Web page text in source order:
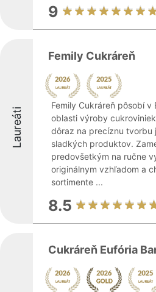
9
Laureáti
Femily Cukráreň
Femily Cukráreň pôsobí v
oblasti výroby
dôraz na precíznu tvorbu
sladkých produktov.
predovšetkým na ručne
originálnym vzhľadom a
sortimente ...
8.5
Cukráreň Eufória